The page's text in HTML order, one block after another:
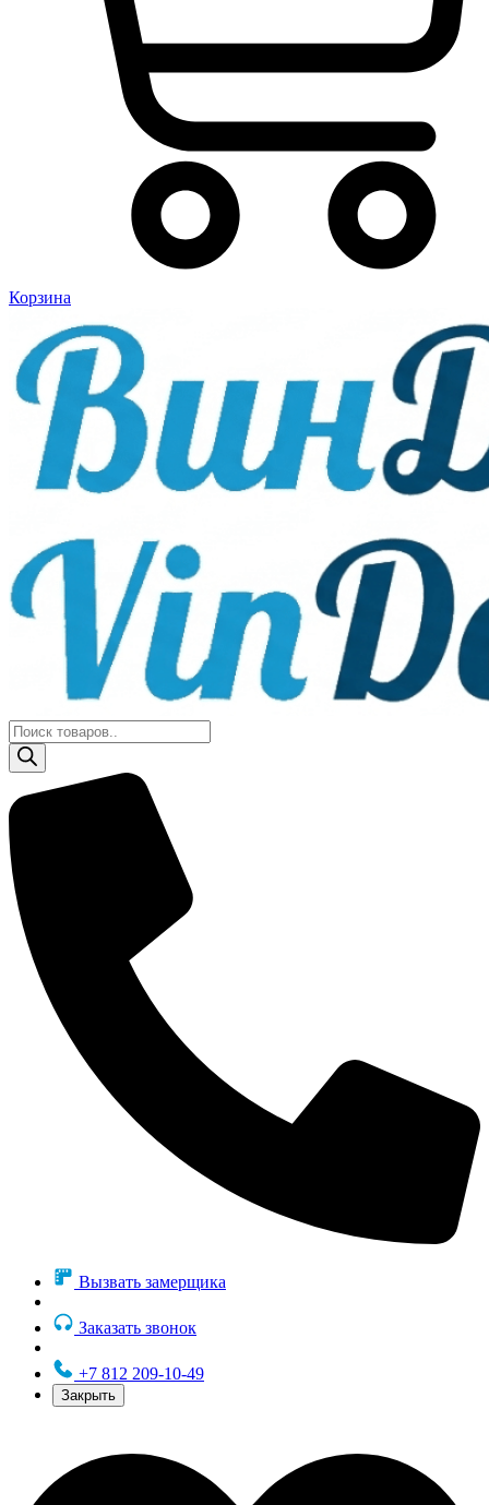
Корзина
Поиск
товаров
Вызвать замерщика
Заказать звонок
+7 812 209-10-49
Закрыть